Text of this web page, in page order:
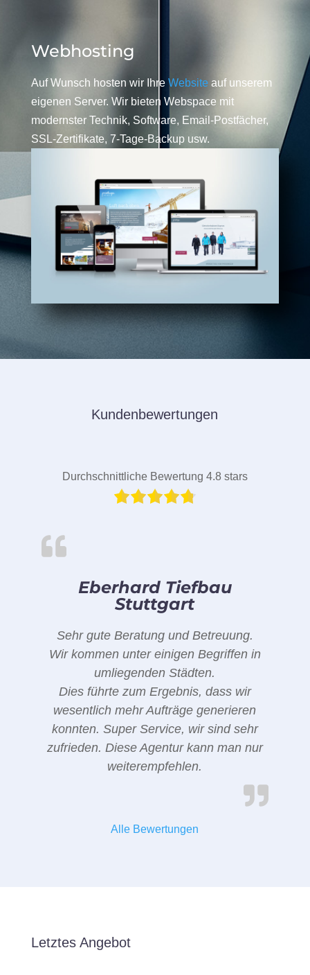
Webhosting
Auf Wunsch hosten wir Ihre Website auf unserem
eigenen Server. Wir bieten Webspace mit
modernster Technik, Software, Email-Postfächer,
SSL-Zertifikate, 7-Tage-Backup usw.
Kundenbewertungen
Durchschnittliche Bewertung 4.8 stars
Eberhard Tiefbau
Stuttgart
Sehr gute Beratung und Betreuung.
Wir kommen unter einigen Begriffen in
umliegenden Städten.
Dies führte zum Ergebnis, dass wir
wesentlich mehr Aufträge generieren
konnten. Super Service, wir sind sehr
zufrieden. Diese Agentur kann man nur
weiterempfehlen.
Alle Bewertungen
Letztes Angebot